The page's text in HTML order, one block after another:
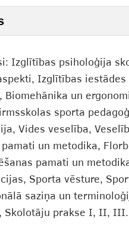
Izglītības psiholoģija
Izglītības
Biomehānika un
sporta
Vides veselība,
un metodika,
pamati un
Sporta vēsture,
saziņa un
Skolotāju prakse I, II, III.